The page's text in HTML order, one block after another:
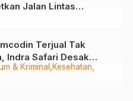
Jalan Lintas
di 2028
& Kriminal
Kesehatan
Terjual Tak
Indra Safari Desak